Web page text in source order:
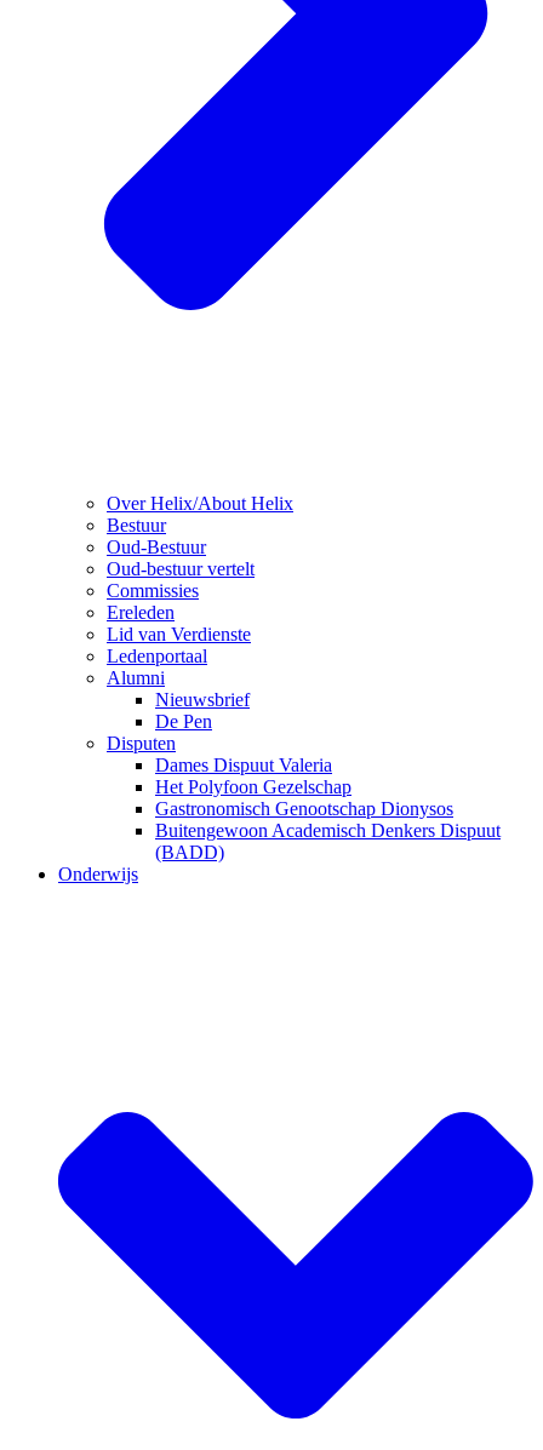
Over Helix/About Helix
Bestuur
Oud-Bestuur
Oud-bestuur vertelt
Commissies
Ereleden
Lid van Verdienste
Ledenportaal
Alumni
Nieuwsbrief
De Pen
Disputen
Dames Dispuut Valeria
Het Polyfoon Gezelschap
Gastronomisch Genootschap Dionysos
Buitengewoon Academisch Denkers Dispuut
(BADD)
Onderwijs